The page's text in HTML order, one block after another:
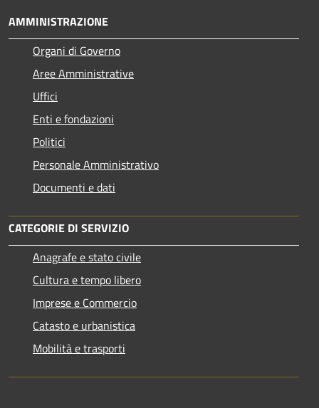
AMMINISTRAZIONE
Organi di Governo
Aree Amministrative
Uffici
Enti e fondazioni
Politici
Personale Amministrativo
Documenti e dati
CATEGORIE DI SERVIZIO
Anagrafe e stato civile
Cultura e tempo libero
Imprese e Commercio
Catasto e urbanistica
Mobilità e trasporti